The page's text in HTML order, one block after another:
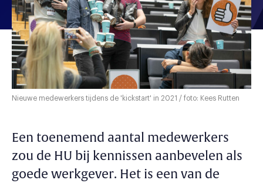
Nieuwe medewerkers tijdens de 'kickstart' in 2021 / foto: Kees Rutten
Een toenemend aantal medewerkers
zou de HU bij kennissen aanbevelen als
goede werkgever. Het is een van de